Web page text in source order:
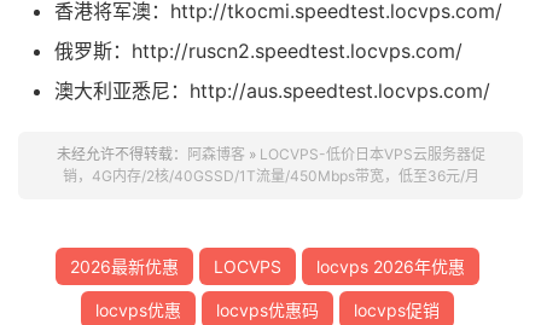
香港将军澳：http://tkocmi.speedtest.locvps.com/
俄罗斯：http://ruscn2.speedtest.locvps.com/
澳大利亚悉尼：http://aus.speedtest.locvps.com/
未经允许不得转载： 阿森博客 » LOCVPS-低价日本VPS云服务器促
销，4G内存/2核/40GSSD/1T流量/450Mbps带宽，低至36元/月
2026最新优惠 LOCVPS locvps 2026年优惠
locvps优惠 locvps优惠码 locvps促销